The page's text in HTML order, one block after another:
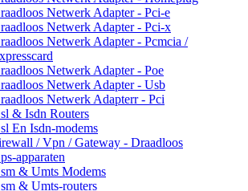
Netwerk Adapter - Pci-e
Netwerk Adapter - Pci-x
Netwerk Adapter - Pcmcia /
Netwerk Adapter - Poe
Netwerk Adapter - Usb
Netwerk Adapterr - Pci
& Isdn Routers
En Isdn-modems
/ Vpn / Gateway - Draadloos
apparaten
& Umts Modems
& Umts-routers